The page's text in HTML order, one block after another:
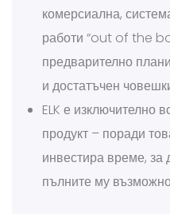
комерсиална,
работи “out of the
предварително
и достатъчен
ELK е изключително
продукт – поради
инвестира време, за
пълните му